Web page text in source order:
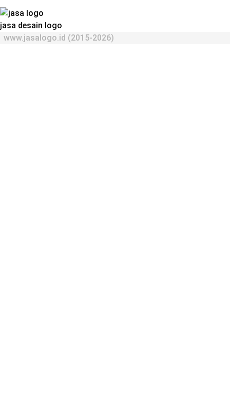
jasa desain logo
www.jasalogo.id (2015-2026)